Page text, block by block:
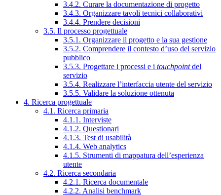
3.4.2. Curare la documentazione di progetto
3.4.3. Organizzare tavoli tecnici collaborativi
3.4.4. Prendere decisioni
3.5. Il processo progettuale
3.5.1. Organizzare il progetto e la sua gestione
3.5.2. Comprendere il contesto d’uso del servizio
pubblico
3.5.3. Progettare i processi e i touchpointdel
servizio
3.5.4. Realizzare l’interfaccia utente del servizio
3.5.5. Validare la soluzione ottenuta
4. Ricerca progettuale
4.1. Ricerca primaria
4.1.1. Interviste
4.1.2. Questionari
4.1.3. Test di usabilità
4.1.4. Web analytics
4.1.5. Strumenti di mappatura dell’esperienza
utente
4.2. Ricerca secondaria
4.2.1. Ricerca documentale
4.2.2. Analisi benchmark